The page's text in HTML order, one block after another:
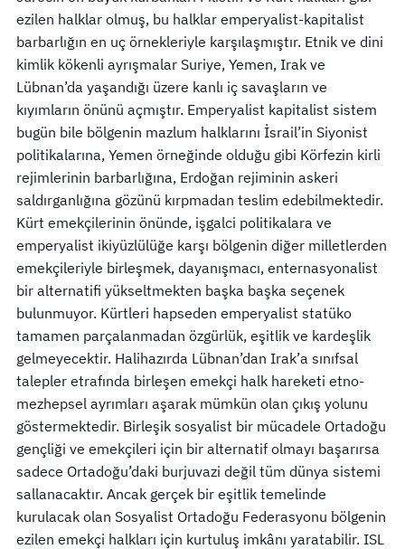
ezilen halklar olmuş, bu halklar emperyalist-kapitalist
barbarlığın en uç örnekleriyle karşılaşmıştır. Etnik ve dini
kimlik kökenli ayrışmalar Suriye, Yemen, Irak ve
Lübnan’da yaşandığı üzere kanlı iç savaşların ve
kıyımların önünü açmıştır. Emperyalist kapitalist sistem
bugün bile bölgenin mazlum halklarını İsrail’in Siyonist
politikalarına, Yemen örneğinde olduğu gibi Körfezin kirli
rejimlerinin barbarlığına, Erdoğan rejiminin askeri
saldırganlığına gözünü kırpmadan teslim edebilmektedir.
Kürt emekçilerinin önünde, işgalci politikalara ve
emperyalist ikiyüzlülüğe karşı bölgenin diğer milletlerden
emekçileriyle birleşmek, dayanışmacı, enternasyonalist
bir alternatifi yükseltmekten başka başka seçenek
bulunmuyor. Kürtleri hapseden emperyalist statüko
tamamen parçalanmadan özgürlük, eşitlik ve kardeşlik
gelmeyecektir. Halihazırda Lübnan’dan Irak’a sınıfsal
talepler etrafında birleşen emekçi halk hareketi etno-
mezhepsel ayrımları aşarak mümkün olan çıkış yolunu
göstermektedir. Birleşik sosyalist bir mücadele Ortadoğu
gençliği ve emekçileri için bir alternatif olmayı başarırsa
sadece Ortadoğu’daki burjuvazi değil tüm dünya sistemi
sallanacaktır. Ancak gerçek bir eşitlik temelinde
kurulacak olan Sosyalist Ortadoğu Federasyonu bölgenin
ezilen emekçi halkları için kurtuluş imkânı yaratabilir. ISL